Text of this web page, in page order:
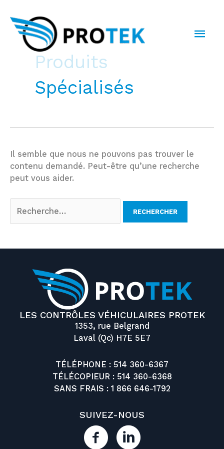
contenu
Produits
Spécialisés
Il semble que nous ne pouvons pas trouver le
contenu demandé. Peut-être qu’une recherche
peut vous aider.
LES CONTRÔLES VÉHICULAIRES PROTEK
1353, rue Belgrand
Laval (Qc) H7E 5E7
TÉLÉPHONE : 514 360-6367
TÉLÉCOPIEUR : 514 360-6368
SANS FRAIS : 1 866 646-1792
SUIVEZ-NOUS